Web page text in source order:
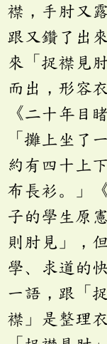
襟，手肘又
跟又鑽了出
來「捉襟見
而出，形容
《二十年目
「攤上坐了
約有四十上
布長衫。」
子的學生原
則肘見」，
學、求道的
一語，跟「
襟」是整理